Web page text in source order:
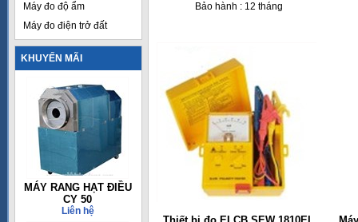
Máy đo độ ẩm
Máy đo điện trở đất
KHUYẾN MÃI
MÁY RANG HẠT ĐIỀU
CY 50
Liên hệ
Bảo hành : 12 tháng